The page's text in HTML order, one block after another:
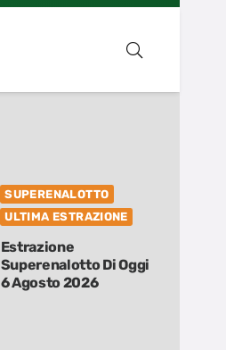
SUPERENALOTTO
ULTIMA ESTRAZIONE
Estrazione
Superenalotto Di Oggi
6 Agosto 2026